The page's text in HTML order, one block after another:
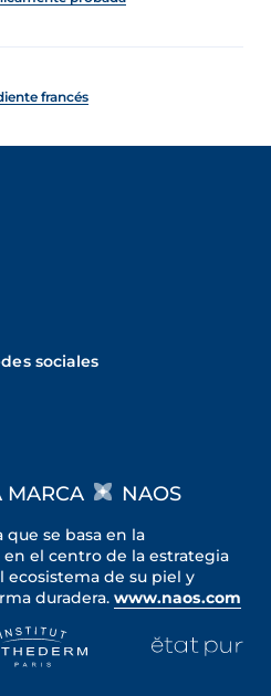
francés
sociales
MARCA NAOS
que se basa en la
el centro de la estrategia
ecosistema de su piel y
duradera. www.naos.com